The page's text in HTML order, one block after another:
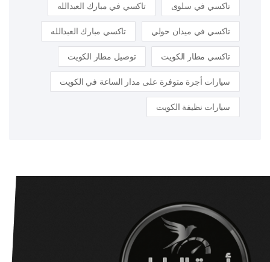
تاكسي في سلوى تاكسي في مبارك العبدالله
تاكسي في ميدان حولي تاكسي مبارك العبدالله
تاكسي مطار الكويت توصيل مطار الكويت
سيارات أجرة متوفرة على مدار الساعة في الكويت
سيارات نظيفة الكويت